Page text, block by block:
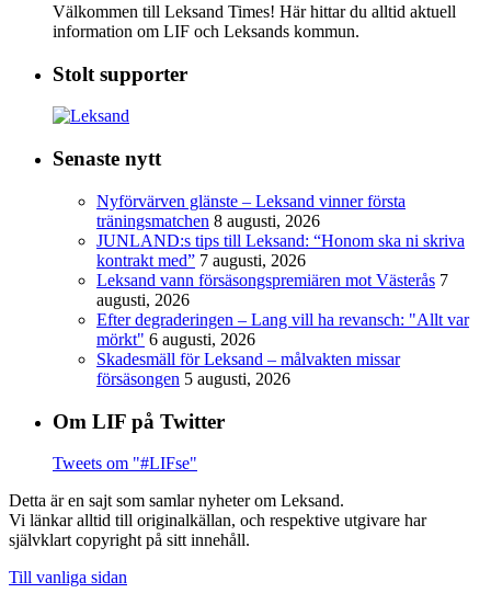
Välkommen till Leksand Times! Här hittar du alltid aktuell
information om LIF och Leksands kommun.
Stolt supporter
Senaste nytt
Nyförvärven glänste – Leksand vinner första
träningsmatchen 8 augusti, 2026
JUNLAND:s tips till Leksand: “Honom ska ni skriva
kontrakt med” 7 augusti, 2026
Leksand vann försäsongspremiären mot Västerås 7
augusti, 2026
Efter degraderingen – Lang vill ha revansch: "Allt var
mörkt" 6 augusti, 2026
Skadesmäll för Leksand – målvakten missar
försäsongen 5 augusti, 2026
Om LIF på Twitter
Tweets om "#LIFse"
Detta är en sajt som samlar nyheter om Leksand.
Vi länkar alltid till originalkällan, och respektive utgivare har
självklart copyright på sitt innehåll.
Till vanliga sidan